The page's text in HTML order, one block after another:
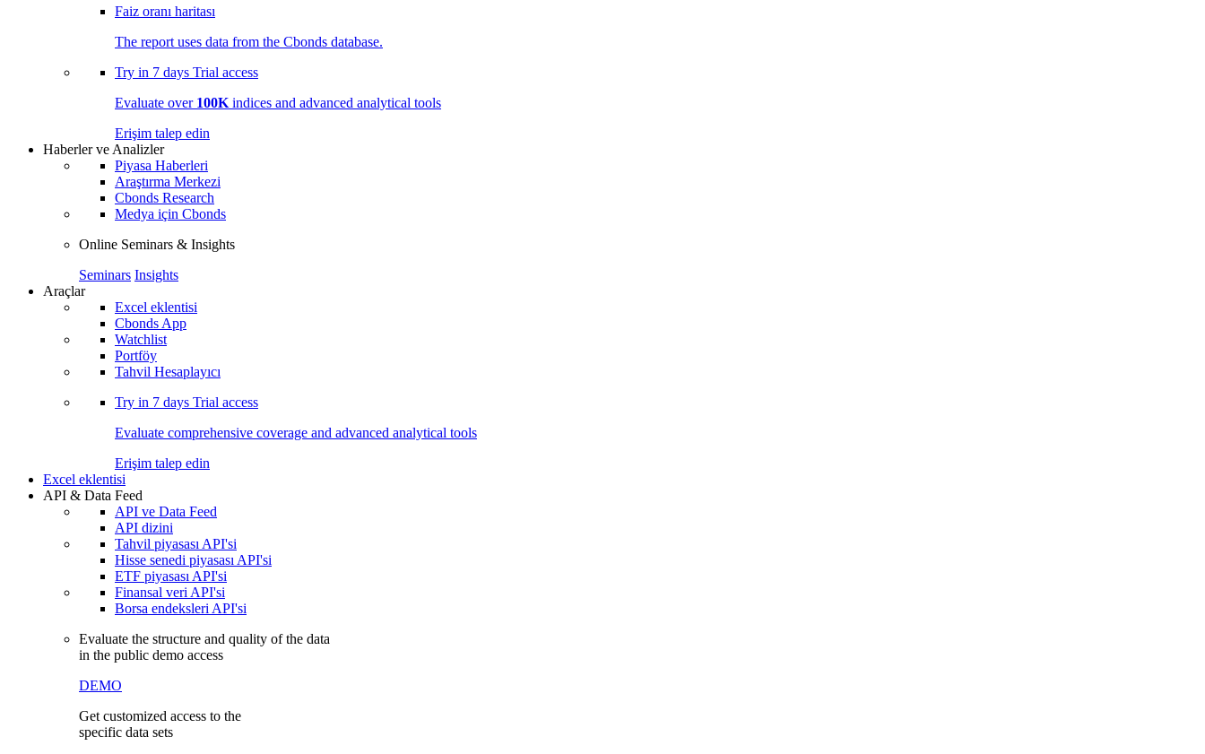
Faiz oranı haritası
The report uses data from the Cbonds database.
Try in 7 days Trial access
Evaluate over 100K indices and advanced analytical tools
Erişim talep edin
Haberler ve Analizler
Piyasa Haberleri
Araştırma Merkezi
Cbonds Research
Medya için Cbonds
Online Seminars & Insights
Seminars Insights
Araçlar
Excel eklentisi
Cbonds App
Watchlist
Portföy
Tahvil Hesaplayıcı
Try in 7 days Trial access
Evaluate comprehensive coverage and advanced analytical tools
Erişim talep edin
Excel eklentisi
API & Data Feed
API ve Data Feed
API dizini
Tahvil piyasası API'si
Hisse senedi piyasası API'si
ETF piyasası API'si
Finansal veri API'si
Borsa endeksleri API'si
Evaluate the structure and quality of the data
in the public demo access
DEMO
Get customized access to the
specific data sets